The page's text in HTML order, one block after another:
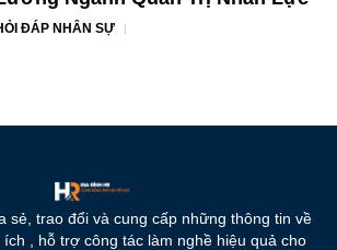
ĐÁP NHÂN SỰ
sẻ, trao đổi và cung cấp những thông tin về
, hỗ trợ công tác làm nghề hiệu quả cho